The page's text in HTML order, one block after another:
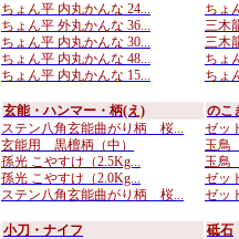
ちょん平 内丸かんな 24...
ちょん平 外丸かんな 36...
ちょん平 内丸かんな 30...
ちょん平 内丸かんな 48...
ちょん平 内丸かんな 15...
ちょ
三木
三木
ちょ
ちょ
玄能・ハンマー・柄(え)
ステン八角玄能曲がり柄 桜...
玄能用 黒檀柄（中）
孫光 こやすけ（2.5Kg...
孫光 こやすけ（2.0Kg...
ステン八角玄能曲がり柄 桜...
のこ
ゼッ
玉鳥
玉鳥
ゼッ
ゼッ
小刀・ナイフ
砥石